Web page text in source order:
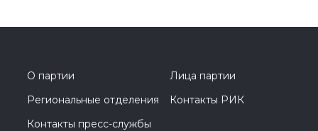
О партии
Лица партии
Региональные отделения
Контакты РИК
Контакты пресс-службы